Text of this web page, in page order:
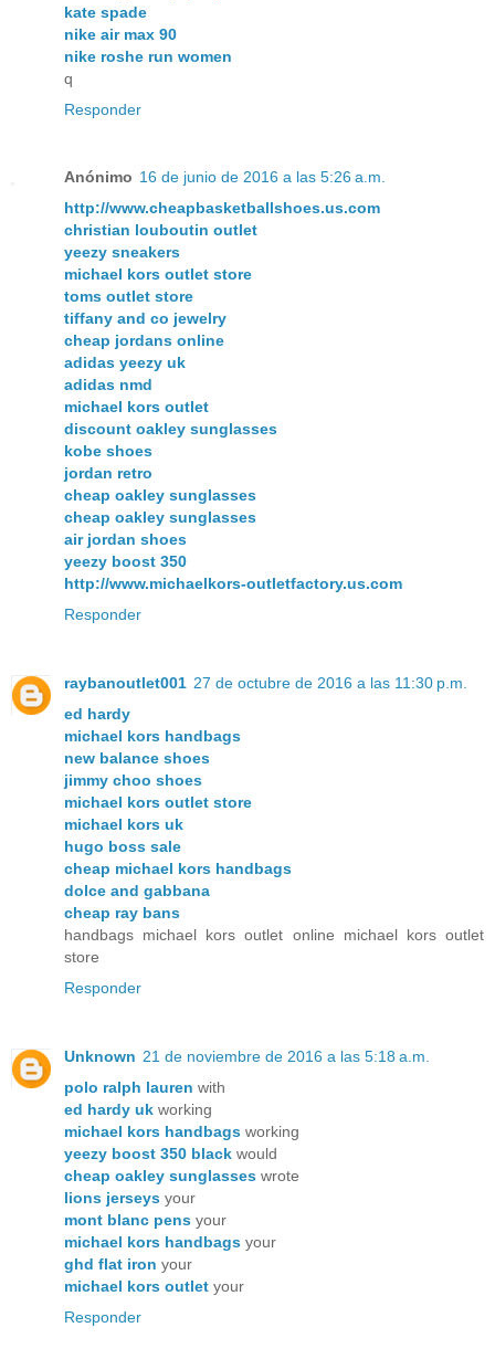
kate spade
nike air max 90
nike roshe run women
q
Responder
Anónimo 16 de junio de 2016 a las 5:26 a.m.
http://www.cheapbasketballshoes.us.com
christian louboutin outlet
yeezy sneakers
michael kors outlet store
toms outlet store
tiffany and co jewelry
cheap jordans online
adidas yeezy uk
adidas nmd
michael kors outlet
discount oakley sunglasses
kobe shoes
jordan retro
cheap oakley sunglasses
cheap oakley sunglasses
air jordan shoes
yeezy boost 350
http://www.michaelkors-outletfactory.us.com
Responder
raybanoutlet001 27 de octubre de 2016 a las 11:30 p.m.
ed hardy
michael kors handbags
new balance shoes
jimmy choo shoes
michael kors outlet store
michael kors uk
hugo boss sale
cheap michael kors handbags
dolce and gabbana
cheap ray bans
handbags michael kors outlet online michael kors outlet
store
Responder
Unknown 21 de noviembre de 2016 a las 5:18 a.m.
polo ralph lauren with
ed hardy uk working
michael kors handbags working
yeezy boost 350 black would
cheap oakley sunglasses wrote
lions jerseys your
mont blanc pens your
michael kors handbags your
ghd flat iron your
michael kors outlet your
Responder